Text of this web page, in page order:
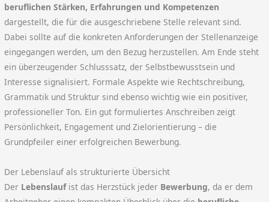
beruflichen Stärken, Erfahrungen und Kompetenzen
dargestellt, die für die ausgeschriebene Stelle relevant sind.
Dabei sollte auf die konkreten Anforderungen der Stellenanzeige
eingegangen werden, um den Bezug herzustellen. Am Ende steht
ein überzeugender Schlusssatz, der Selbstbewusstsein und
Interesse signalisiert. Formale Aspekte wie Rechtschreibung,
Grammatik und Struktur sind ebenso wichtig wie ein positiver,
professioneller Ton. Ein gut formuliertes Anschreiben zeigt
Persönlichkeit, Engagement und Zielorientierung – die
Grundpfeiler einer erfolgreichen Bewerbung.
Der Lebenslauf als strukturierte Übersicht
Der Lebenslaufist das Herzstück jeder Bewerbung, da er dem